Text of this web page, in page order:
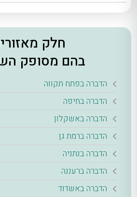
חלק
בהם מסופק
הדברה בפתח תקווה
הדברה בחיפה
הדברה באשקלון
הדברה ברמת גן
הדברה בנתניה
הדברה ברעננה
הדברה באשדוד